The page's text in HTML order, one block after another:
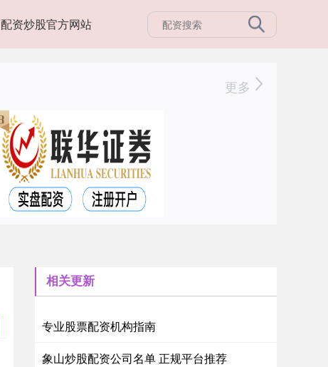
配资炒股官方网站
更多
相关更新
专业股票配资机构指南
象山炒股配资公司名单 正规平台推荐